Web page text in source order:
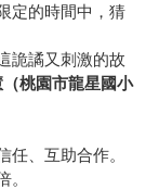
定的時間中，猜
詭譎又刺激的故
桃園市龍星國小
、互助合作。
。